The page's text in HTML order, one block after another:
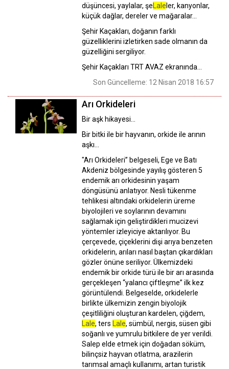
düşüncesi, yaylalar, şe Lale ler, kanyonlar,
küçük dağlar, dereler ve mağaralar...
Şehir Kaçakları, doğanın farklı
güzelliklerini izletirken sade olmanın da
güzelliğini sergiliyor.
Şehir Kaçakları TRT AVAZ ekranında...
Son Güncelleme: 12 Nisan 2018 16:57
Arı Orkideleri
Bir aşk hikayesi…
Bir bitki ile bir hayvanın, orkide ile arının
aşkı…
"Arı Orkideleri” belgeseli, Ege ve Batı
Akdeniz bölgesinde yayılış gösteren 5
endemik arı orkidesinin yaşam
döngüsünü anlatıyor. Nesli tükenme
tehlikesi altındaki orkidelerin üreme
biyolojileri ve soylarının devamını
sağlamak için geliştirdikleri mucizevi
yöntemler izleyiciye aktarılıyor. Bu
çerçevede, çiçeklerini dişi arıya benzeten
orkidelerin, arıları nasıl baştan çıkardıkları
gözler önüne seriliyor. Ülkemizdeki
endemik bir orkide türü ile bir arı arasında
gerçekleşen “yalancı çiftleşme” ilk kez
görüntülendi. Belgeselde, orkidelerle
birlikte ülkemizin zengin biyolojik
çeşitliliğini oluşturan kardelen, çiğdem,
Lale, ters Lale, sümbül, nergis, süsen gibi
soğanlı ve yumrulu bitkilere de yer verildi.
Salep elde etmek için doğadan söküm,
bilinçsiz hayvan otlatma, arazilerin
tarımsal amaçlı kullanımı, artan turistik